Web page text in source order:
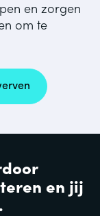
en zorgen
om te
en jij